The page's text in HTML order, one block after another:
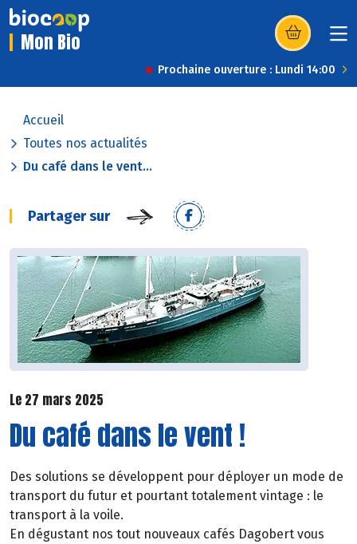
Mon Bio (s’ouvre dans
Prochaine ouverture : Lundi 14:00
Accueil
Toutes nos actualités
Du café dans le vent...
Partager sur
Le 27 mars 2025
Du café dans le vent !
Des solutions se développent pour déployer un mode de
transport du futur et pourtant totalement vintage : le
transport à la voile.
En dégustant nos tout nouveaux cafés Dagobert vous